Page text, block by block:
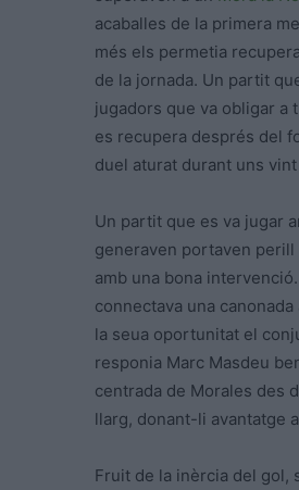
acaballes de la primera
més els permetia
de la jornada. Un partit
jugadors que va obligar a
es recupera després del
duel aturat durant uns
Un partit que es va jugar
generaven portaven perill
amb una bona
connectava una
la seua oportunitat el
responia Marc Masdeu
centrada de Morales des
llarg, donant-li avantatge
Fruit de la inèrcia del gol,